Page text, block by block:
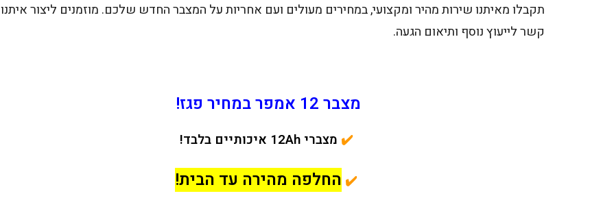
תקבלו מאיתנו שירות מהיר ומקצועי, במחירים מעולים ועם אחריות על המצבר החדש שלכם. מוזמנים ליצור איתנו
קשר לייעוץ נוסף ותיאום הגעה.
מצבר 12 אמפר במחיר פגז!
✔️ מצברי 12Ah איכותיים בלבד!
✔️ החלפה מהירה עד הבית!